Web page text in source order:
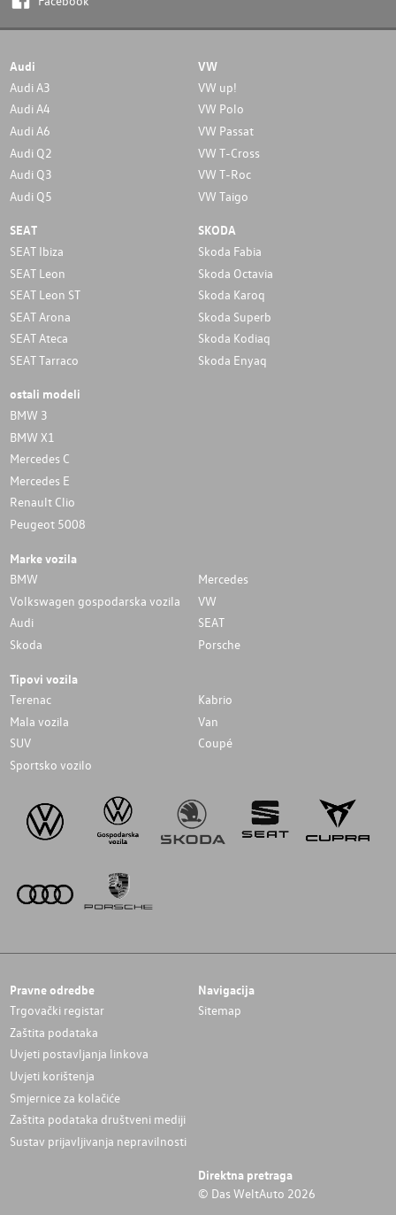
Audi
Audi A3
Audi A4
Audi A6
Audi Q2
Audi Q3
Audi Q5
VW
VW up!
VW Polo
VW Passat
VW T-Cross
VW T-Roc
VW Taigo
SEAT
SEAT Ibiza
SEAT Leon
SEAT Leon ST
SEAT Arona
SEAT Ateca
SEAT Tarraco
SKODA
Skoda Fabia
Skoda Octavia
Skoda Karoq
Skoda Superb
Skoda Kodiaq
Skoda Enyaq
ostali modeli
BMW 3
BMW X1
Mercedes C
Mercedes E
Renault Clio
Peugeot 5008
Marke vozila
BMW
Mercedes
Volkswagen gospodarska vozila
VW
Audi
SEAT
Skoda
Porsche
Tipovi vozila
Terenac
Kabrio
Mala vozila
Van
SUV
Coupé
Sportsko vozilo
Pravne odredbe
Trgovački registar
Zaštita podataka
Uvjeti postavljanja linkova
Uvjeti korištenja
Smjernice za kolačiće
Zaštita podataka društveni mediji
Sustav prijavljivanja nepravilnosti
Navigacija
Sitemap
Direktna pretraga
© Das WeltAuto 2026